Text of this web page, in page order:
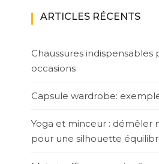
ARTICLES RÉCENTS
Chaussures indispensables
occasions
Capsule wardrobe:
Yoga et minceur : démêler
pour une silhouette